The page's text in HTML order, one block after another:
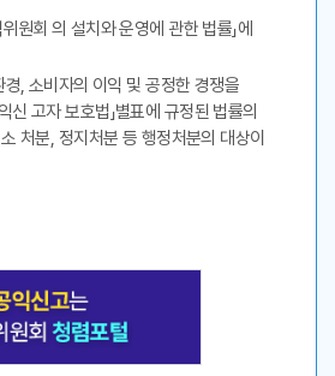
원회 의 설치와 운영에 관한 법률」에
, 소비자의 이익 및 공정한 경쟁을
신 고자 보호법」별표에 규정된 법률의
처분, 정지처분 등 행정처분의 대상이